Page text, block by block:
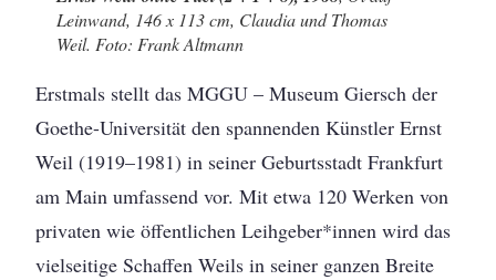
Leinwand, 146 x 113 cm, Claudia und Thomas
Weil. Foto: Frank Altmann
Erstmals stellt das MGGU – Museum Giersch der
Goethe-Universität den spannenden Künstler Ernst
Weil (1919–1981) in seiner Geburtsstadt Frankfurt
am Main umfassend vor. Mit etwa 120 Werken von
privaten wie öffentlichen Leihgeber*innen wird das
vielseitige Schaffen Weils in seiner ganzen Breite